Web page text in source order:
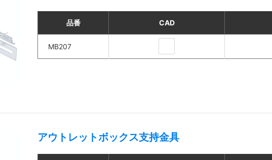
品番 CAD
MB207
アウトレットボックス支持金具